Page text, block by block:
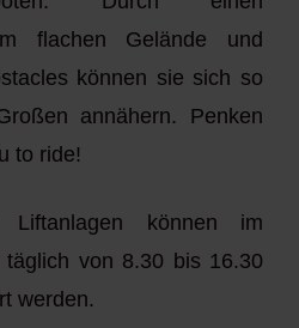
flachen Gelände und
können sie sich so
annähern. Penken
to ride!
können im
täglich von 8.30 bis 16.30
werden.